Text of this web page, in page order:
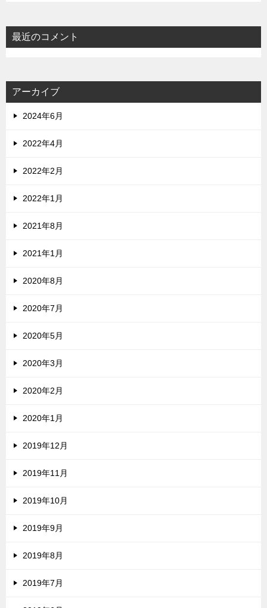
最近のコメント
アーカイブ
2024年6月
2022年4月
2022年2月
2022年1月
2021年8月
2021年1月
2020年8月
2020年7月
2020年5月
2020年3月
2020年2月
2020年1月
2019年12月
2019年11月
2019年10月
2019年9月
2019年8月
2019年7月